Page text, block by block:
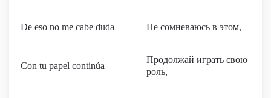
De eso no me cabe duda Не сомневаюсь в этом,
Con tu papel continúa
Продолжай играть свою
роль,